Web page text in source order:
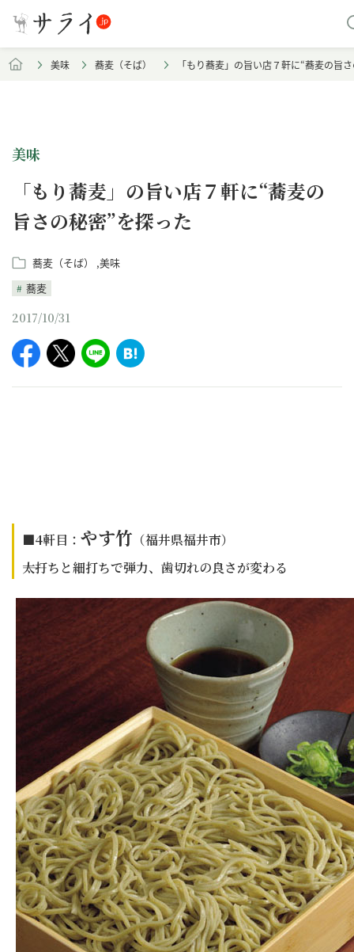
美味 蕎麦（そば） 「もり蕎麦」の旨い店７軒に“蕎麦の旨
美味
「もり蕎麦」の旨い店７軒に“蕎麦の
旨さの秘密”を探った
蕎麦（そば）
美味
蕎麦
2017/10/31
■4軒目： やす竹 （福井県福井市）
――太打ちと細打ちで弾力、歯切れの良さが変わる